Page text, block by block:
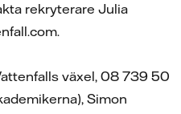
rekryterare Julia
växel, 08 739 50
Simon